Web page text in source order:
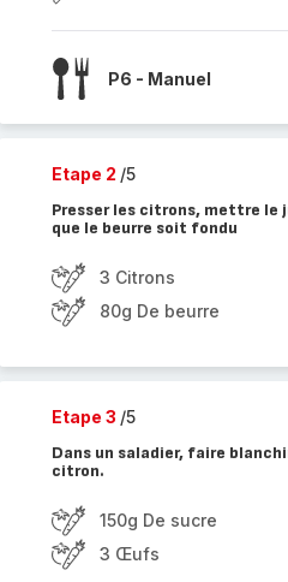
P6 - Manuel
Etape 2 /5
Presser les citrons, mettre le
que le beurre soit fondu
3 Citrons
80g De beurre
Etape 3 /5
Dans un saladier, faire
citron.
150g De sucre
3 Œufs